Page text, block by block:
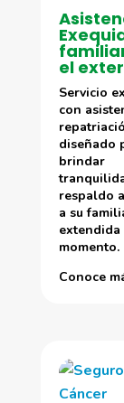
el
Servicio
con
diseñado
brindar
respaldo
a su
momento.
Conoce